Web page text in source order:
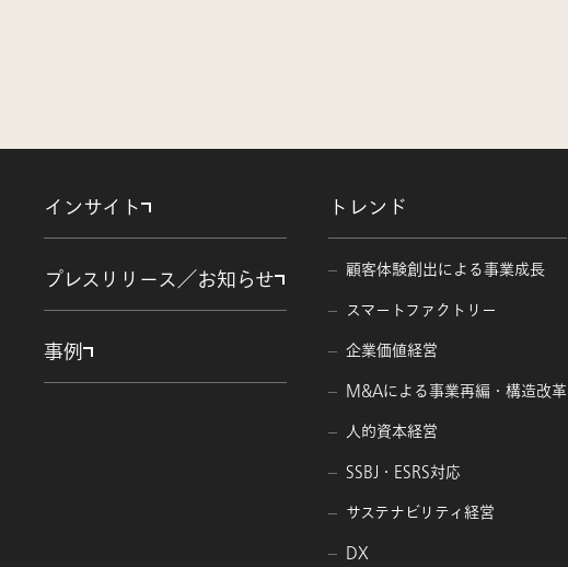
インサイト
プレスリリース／お知らせ
事例
トレンド
顧客体験創出による事業成長
スマートファクトリー
企業価値経営
M&Aによる事業再編・構造改革
人的資本経営
SSBJ・ESRS対応
サステナビリティ経営
DX